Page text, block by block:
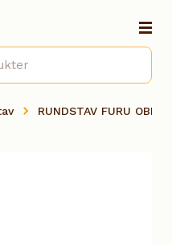
RUNDSTAV FURU OBH